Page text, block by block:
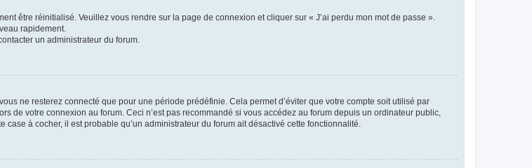
être réinitialisé. Veuillez vous rendre sur la page de connexion et cliquer sur « J’ai perdu mon mot de passe ».
rapidement.
un administrateur du forum.
ne resterez connecté que pour une période prédéfinie. Cela permet d’éviter que votre compte soit utilisé par
de votre connexion au forum. Ceci n’est pas recommandé si vous accédez au forum depuis un ordinateur public,
à cocher, il est probable qu’un administrateur du forum ait désactivé cette fonctionnalité.